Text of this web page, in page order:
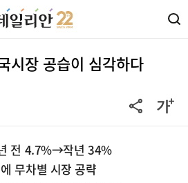
시장 공습이 심각하다
전 4.7%→작년 34%
무차별 시장 공략